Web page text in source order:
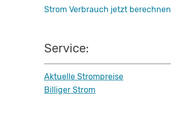
Strom Verbrauch jetzt berechnen
Service:
Aktuelle Strompreise
Billiger Strom